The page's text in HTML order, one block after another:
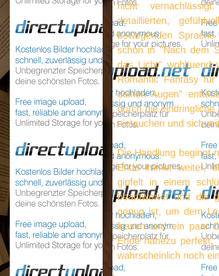
nicht
detaillierten,
bewegenden
schon in "Nach dem
das Licht" wohltuend
Romantic Fantasy
deinen Augen"
durch die
eintauchen und sich
Die Handlung beginnt
Ende immer weiter,
gipfelt in einem
beantwortet und die
genug ist, um dem
lassen und ein paar
Ende nahezu
wahrscheinlich noch